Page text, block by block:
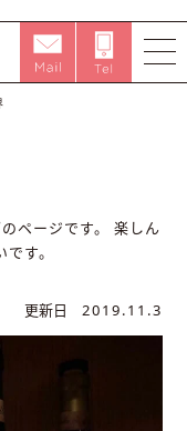
ページです。
楽しん
す。
更新日 2019.11.3